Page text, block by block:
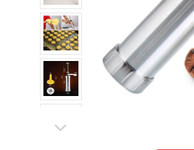
Mamá y bebé
Salud, belleza y cuidado
personal
Joyería y relojes
Juegos y juguetes
Libros, revistas y comics
música